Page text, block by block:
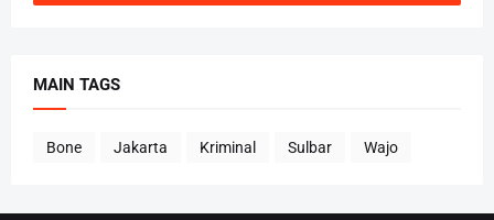
MAIN TAGS
Bone Jakarta Kriminal Sulbar Wajo